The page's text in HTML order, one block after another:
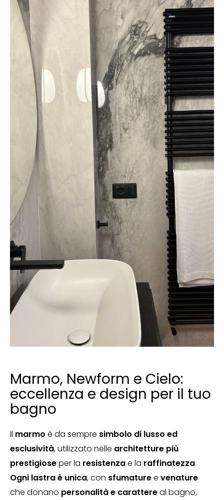
Marmo, Newform e Cielo:
eccellenza e design per il tuo
bagno
Il marmo è da sempre simbolo di lusso ed
esclusività, utilizzato nelle architetture più
prestigioseper la resistenzae la raffinatezza.
Ogni lastra è unica, con sfumaturee venature
che donano personalità e carattereal bagno,